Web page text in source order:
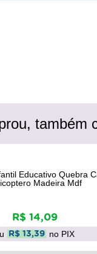
também
Educativo Quebra
Madeira Mdf
R$ 14,09
R$ 13,39 no PIX